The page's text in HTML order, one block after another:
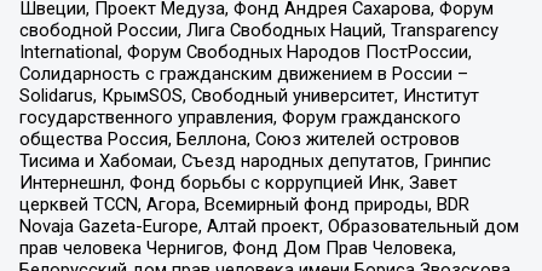
Швеции, Проект Медуза, Фонд Андрея Сахарова, Форум
свободной России, Лига Свободных Наций, Transparеncy
International, Форум Свободных Народов ПостРоссии,
Солидарность с гражданским движением в России –
Solidarus, КрымSOS, Свободный университет, Институт
государственного управления, Форум гражданского
общества Россия, Беллона, Союз жителей островов
Тисима и Хабомаи, Съезд народных депутатов, Гринпис
Интернешнл, Фонд борьбы с коррупцией Инк, Завет
церквей TCCN, Агора, Всемирный фонд природы, BDR
Novaja Gazeta-Europe, Алтай проект, Образовательный дом
прав человека Чернигов, Фонд Дом Прав Человека,